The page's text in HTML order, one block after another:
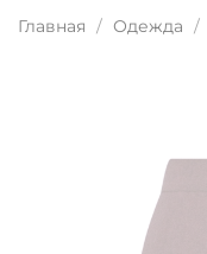
Главная Одежда